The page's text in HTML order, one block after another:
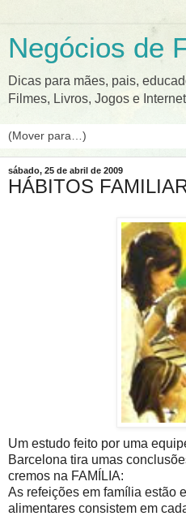
Negócios de
Dicas para mães, pais,
Filmes, Livros, Jogos e Internet
sábado, 25 de abril de 2009
HÁBITOS
Um estudo feito por uma
Barcelona tira umas
cremos na FAMÍLIA:
As refeições em família estão
alimentares consistem em